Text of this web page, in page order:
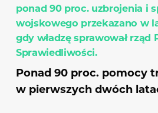
ponad 90 proc. uzbrojenia i
wojskowego przekazano w
gdy władzę sprawował rząd
Sprawiedliwości.
Ponad 90 proc. pomocy
w pierwszych dwóch